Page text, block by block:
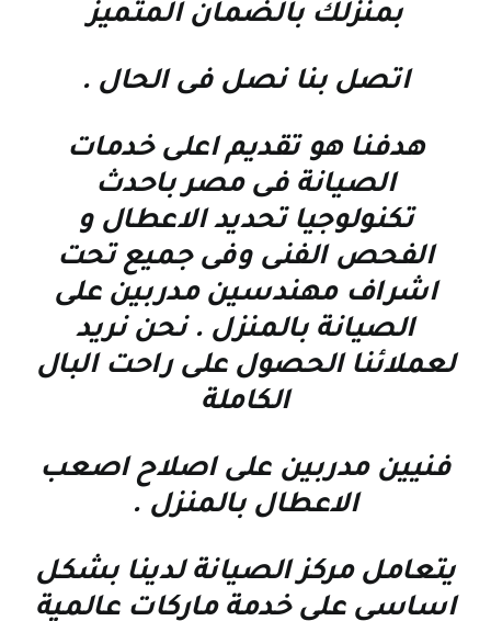
بمنزلك بالضمان المتميز
اتصل بنا نصل فى الحال .
هدفنا هو تقديم اعلى خدمات
الصيانة فى مصر باحدث
تكنولوجيا تحديد الاعطال و
الفحص الفنى وفى جميع تحت
اشراف مهندسين مدربين على
الصيانة بالمنزل . نحن نريد
لعملائنا الحصول على راحت البال
الكاملة
فنيين مدربين على اصلاح اصعب
الاعطال بالمنزل .
يتعامل مركز الصيانة لدينا بشكل
اساسي على خدمة ماركات عالمية